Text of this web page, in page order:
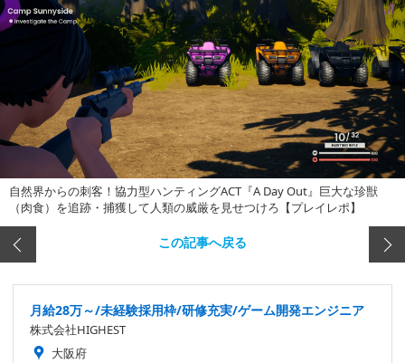
自然界からの刺客！協力型ハンティングACT『A Day Out』巨大な珍獣
（肉食）を追跡・捕獲して人類の威厳を見せつけろ【プレイレポ】
この記事へ戻る
月給28万～/未経験採用枠/研修充実/ゲーム開発エンジニア
株式会社HIGHEST
大阪府